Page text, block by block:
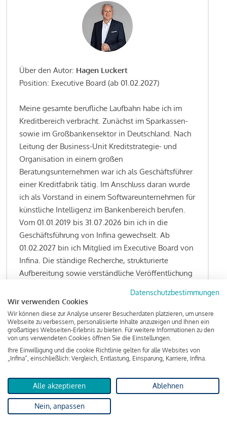
Über den Autor: Hagen Luckert
Position: Executive Board (ab 01.02.2027)
Meine gesamte berufliche Laufbahn habe ich im
Kreditbereich verbracht. Zunächst im Sparkassen-
sowie im Großbankensektor in Deutschland. Nach
Leitung der Business-Unit Kreditstrategie- und
Organisation in einem großen
Beratungsunternehmen war ich als Geschäftsführer
einer Kreditfabrik tätig. Im Anschluss daran wurde
ich als Vorstand in einem Softwareunternehmen für
künstliche Intelligenz im Bankenbereich berufen.
Vom 01.01.2019 bis 31.07.2026 bin ich in die
Geschäftsführung von Infina gewechselt. Ab
01.02.2027 bin ich Mitglied im Executive Board von
Infina. Die ständige Recherche, strukturierte
Aufbereitung sowie verständliche Veröffentlichung
Kreditgeschäft gehören zu den wesentlichen
Schwerpunktsetzungen meiner Funktion.
Lesen Sie meine Finanzierungs-Tipps
KreditindexDas Wohnkredit Barometer
Datenschutzbestimmungen
Wir verwenden Cookies
Wir können diese zur Analyse unserer Besucherdaten platzieren, um unsere
Webseite zu verbessern, personalisierte Inhalte anzuzeigen und Ihnen ein
großartiges Webseiten-Erlebnis zu bieten. Für weitere Informationen zu den
von uns verwendeten Cookies öffnen Sie die Einstellungen.
Ihre Einwilligung und die cookie Richtlinie gelten für alle Websites von
„Infina“, einschließlich: Vergleich, Entlastung, Einsparung, Karriere, Infina.
Alle akzeptieren Ablehnen
Nein, anpassen